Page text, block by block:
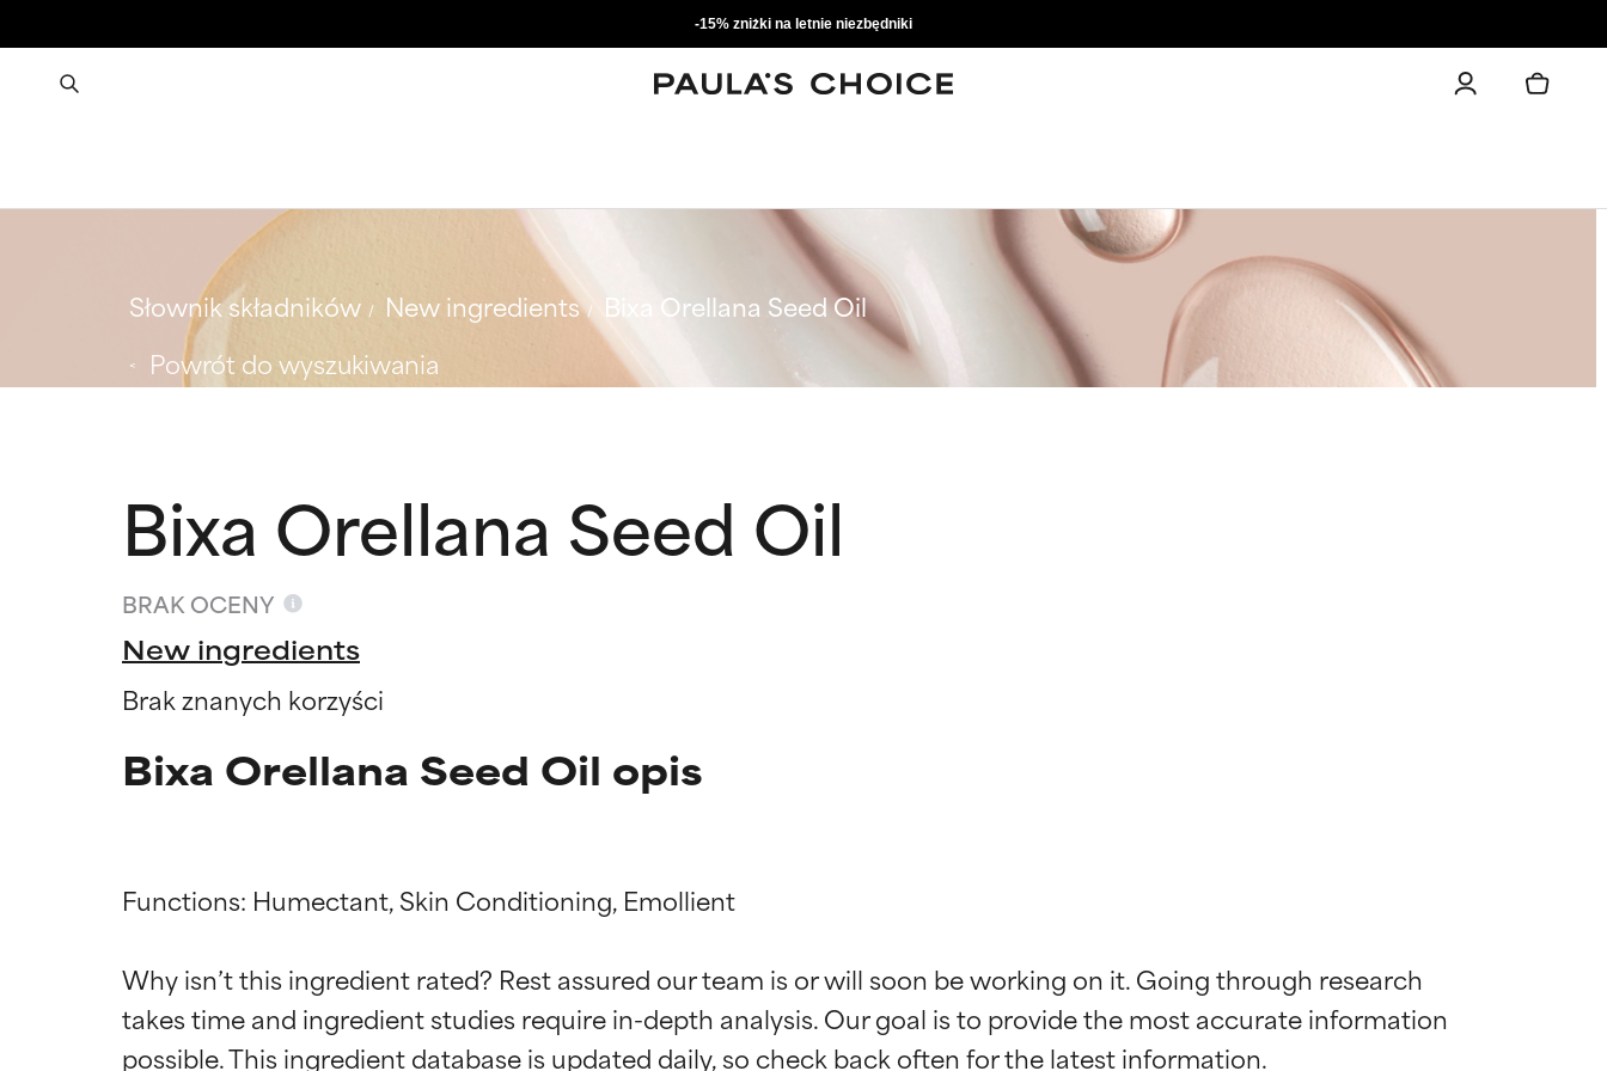
-15% zniżki na letnie niezbędniki
Słownik składników New ingredients
Bixa Orellana Seed Oil
Powrót do wyszukiwania
Bixa Orellana Seed Oil
BRAK OCENY
New ingredients
Brak znanych korzyści
Bixa Orellana Seed Oil opis
Functions: Humectant, Skin Conditioning, Emollient
Why isn’t this ingredient rated? Rest assured our team is or will soon be working on it. Going through research
takes time and ingredient studies require in-depth analysis. Our goal is to provide the most accurate information
Oceny składników
BEST
Oceny składników
BEST